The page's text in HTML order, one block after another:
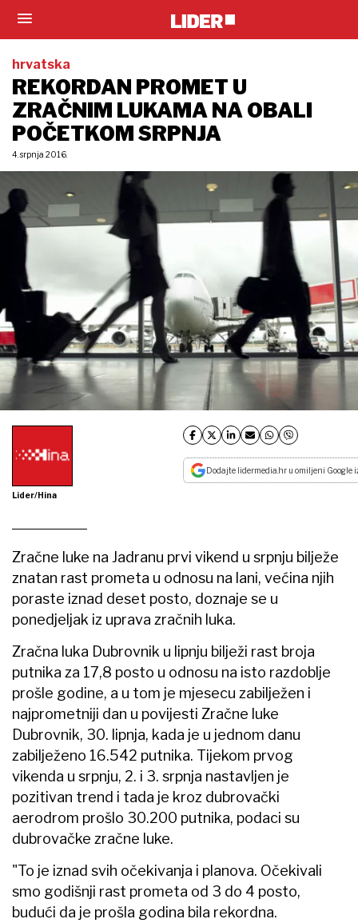
hrvatska
REKORDAN PROMET U
ZRAČNIM LUKAMA NA OBALI
POČETKOM SRPNJA
4. srpnja 2016.
Lider/Hina
Dodajte lidermedia.hr u omiljeni Google
Zračne luke na Jadranu prvi vikend u srpnju bilježe
znatan rast prometa u odnosu na lani, većina njih
poraste iznad deset posto, doznaje se u
ponedjeljak iz uprava zračnih luka.
Zračna luka Dubrovnik u lipnju bilježi rast broja
putnika za 17,8 posto u odnosu na isto razdoblje
prošle godine, a u tom je mjesecu zabilježen i
najprometniji dan u povijesti Zračne luke
Dubrovnik, 30. lipnja, kada je u jednom danu
zabilježeno 16.542 putnika. Tijekom prvog
vikenda u srpnju, 2. i 3. srpnja nastavljen je
pozitivan trend i tada je kroz dubrovački
aerodrom prošlo 30.200 putnika, podaci su
dubrovačke zračne luke.
"To je iznad svih očekivanja i planova. Očekivali
smo godišnji rast prometa od 3 do 4 posto,
budući da je prošla godina bila rekordna.